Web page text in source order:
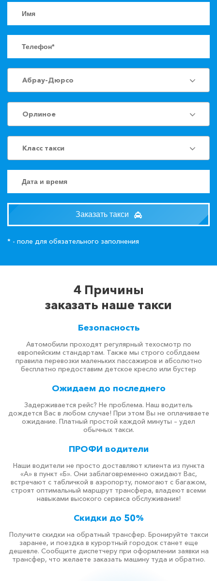
Абрау-Дюрсо
Орлиное
Класс такси
Заказать такси
* - поле для обязательного заполнения
4 Причины
заказать наше такси
Безопасность
Автомобили проходят регулярный техосмотр по
европейским стандартам. Также мы строго соблдаем
правила перевозки маленьких пассажиров и абсолютно
бесплатно предоставим детское кресло или бустер
Ожидаем до последнего
Задерживается рейс? Не проблема. Наш водитель
дождется Вас в любом случае! При этом Вы не оплачиваете
ожидание. Платный простой каждой минуты – удел
обычных такси.
ПРОФИ водители
Наши водители не просто доставляют клиента из пункта
«А» в пункт «Б». Они заблаговременно ожидают Вас,
встречают с табличкой в аэропорту, помогают с багажом,
строят оптимальный маршрут трансфера, владеют всеми
навыками высокого сервиса обслуживания!
Скидки до 50%
Получите скидки на обратный трансфер. Бронируйте такси
заранее, и поездка в курортный городок станет еще
дешевле. Сообщите диспетчеру при оформлении заявки на
трансфер, что желаете заказать машину туда и обратно.